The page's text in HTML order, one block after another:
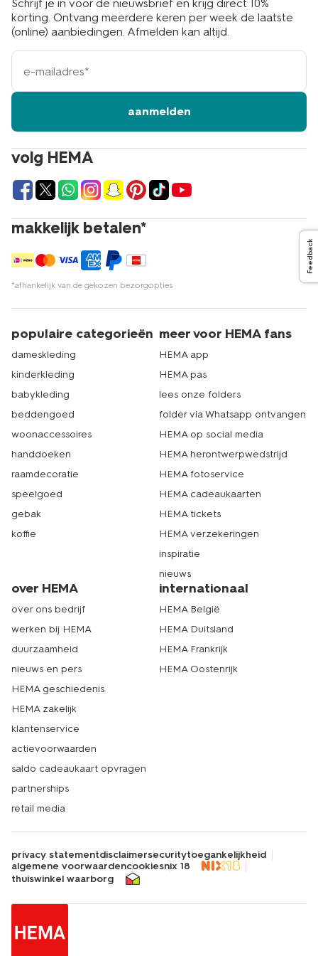
volg HEMA
makkelijk betalen*
*afhankelijk van de gekozen bezorgopties
Schrijf je in voor de nieuwsbrief en krijg direct 10%
korting. Ontvang meerdere keren per week de laatste
(online) aanbiedingen. Afmelden kan altijd.
e-
mailadres
aanmelden
populaire categorieën
dameskleding
kinderkleding
babykleding
beddengoed
woonaccessoires
handdoeken
raamdecoratie
speelgoed
gebak
koffie
meer voor HEMA fans
HEMA app
HEMA pas
lees onze folders
folder via Whatsapp ontvangen
HEMA op social media
HEMA herontwerpwedstrijd
HEMA fotoservice
HEMA cadeaukaarten
HEMA tickets
HEMA verzekeringen
inspiratie
nieuws
over HEMA
over ons bedrijf
werken bij HEMA
duurzaamheid
nieuws en pers
HEMA geschiedenis
HEMA zakelijk
klantenservice
actievoorwaarden
saldo cadeaukaart opvragen
partnerships
retail media
internationaal
HEMA België
HEMA Duitsland
HEMA Frankrijk
HEMA Oostenrijk
privacy statementdisclaimersecuritytoegankelijkheid
algemene voorwaardencookiesnix 18
thuiswinkel waarborg
Feedback